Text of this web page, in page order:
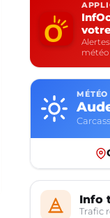
météo
Info
Trafic